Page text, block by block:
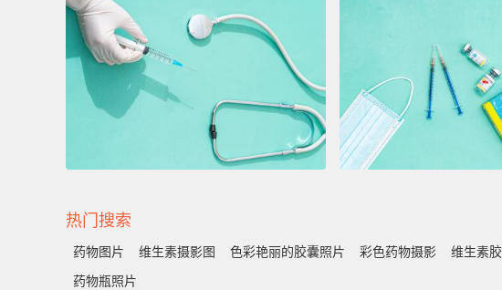
热门搜索
药物图片 维生素摄影图 色彩艳丽的胶囊照片 彩色药物摄影 维生素
药物瓶照片